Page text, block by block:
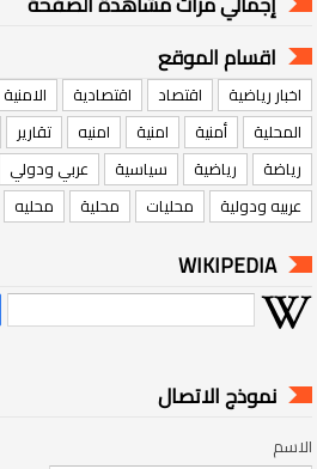
اقسام الموقع
اخبار رياضية اقتصاد اقتصادية الامنية
المحلية
أمنية امنية امنيه تقارير
رياضة
رياضية سياسية عربي ودولي
عربيه ودولية
محليات محلية محليه
WIKIPEDIA
نموذج الاتصال
الاسم